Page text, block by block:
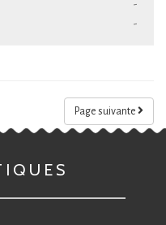
-
-
Page suivante